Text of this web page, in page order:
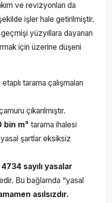
ve revizyonları da
işler hale getirilmiştir.
yüzyıllara dayanan
için üzerine düşeni
tarama çalışmaları
çıkarılmıştır.
bin m³ tarama ihalesi
şartlar eksiksiz
sayılı yasalar
Bu bağlamda “yasal
asılsızdır.